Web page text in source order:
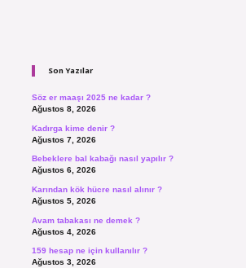
Son Yazılar
Söz er maaşı 2025 ne kadar ?
Ağustos 8, 2026
Kadırga kime denir ?
Ağustos 7, 2026
Bebeklere bal kabağı nasıl yapılır ?
Ağustos 6, 2026
Karından kök hücre nasıl alınır ?
Ağustos 5, 2026
Avam tabakası ne demek ?
Ağustos 4, 2026
159 hesap ne için kullanılır ?
Ağustos 3, 2026